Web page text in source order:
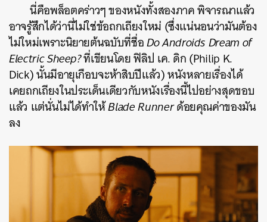
นี่คือพล็อตคร่าวๆ ของหนังทั้งสองภาค พิจารณาแล้ว
อาจรู้สึกได้ว่านี่ไม่ใช่ข้อถกเถียงใหม่ (ซึ่งแน่นอนว่ามันต้อง
ไม่ใหม่เพราะนิยายต้นฉบับที่ชื่อDo Androids Dream of
Electric Sheep?ที่เขียนโดย ฟิลิป เค. ดิก (Philip K.
Dick) นั้นมีอายุเกือบจะห้าสิบปีแล้ว) หนังหลายเรื่องได้
เคยถกเถียงในประเด็นเดียวกับหนังเรื่องนี้ไปอย่างสุดขอบ
แล้ว แต่นั่นไม่ได้ทำให้Blade Runnerด้อยคุณค่าของมัน
ลง